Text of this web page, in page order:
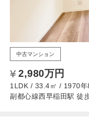
中古マンション
2,980万円
1LDK / 33.4㎡ / 1970年
副都心線西早稲田駅 徒